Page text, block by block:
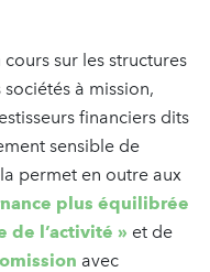
sur les structures
à mission,
financiers dits
sensible de
permet en outre aux
plus équilibrée
de l’activité » et de
avec